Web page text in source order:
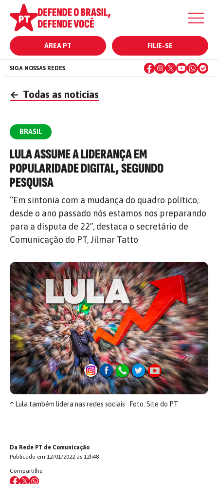
ÁREA PT FILIE-SE
SIGA NOSSAS REDES
← Todas as notícias
BRASIL
LULA ASSUME A LIDERANÇA EM
POPULARIDADE DIGITAL, SEGUNDO
PESQUISA
“Em sintonia com a mudança do quadro político,
desde o ano passado nós estamos nos preparando
para a disputa de 22”, destaca o secretário de
Comunicação do PT, Jilmar Tatto
↑Lula também lidera nas redes sociais Foto: Site do PT
Da Rede PT de Comunicação
Publicado em 12/01/2022 às 12h48
Compartilhe